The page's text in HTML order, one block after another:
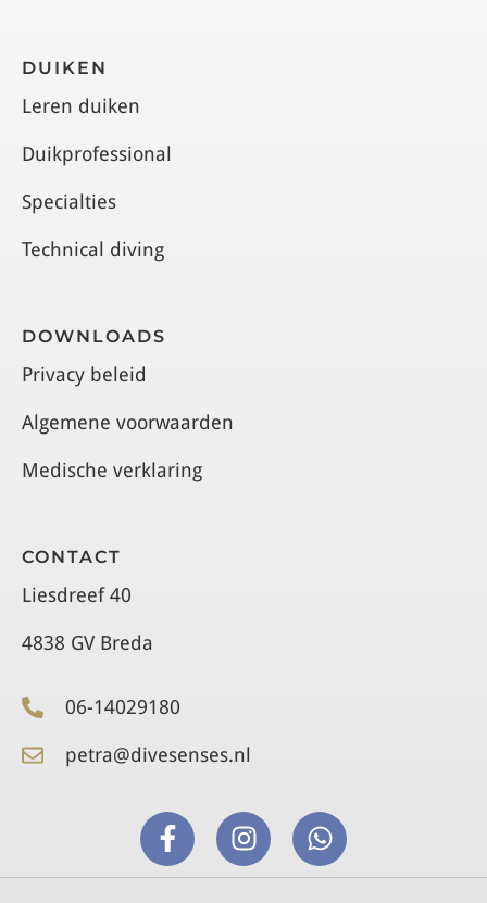
DUIKEN
Leren duiken
Duikprofessional
Specialties
Technical diving
DOWNLOADS
Privacy beleid
Algemene voorwaarden
Medische verklaring
CONTACT
Liesdreef 40
4838 GV Breda
06-14029180
petra@divesenses.nl